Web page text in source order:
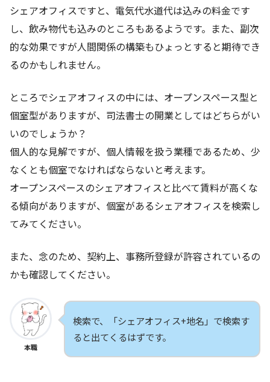
シェアオフィスですと、電気代水道代は込みの料金です
し、飲み物代も込みのところもあるようです。また、副次
的な効果ですが人間関係の構築もひょっとすると期待でき
るのかもしれません。
ところでシェアオフィスの中には、オープンスペース型と
個室型がありますが、司法書士の開業としてはどちらがい
いのでしょうか？
個人的な見解ですが、個人情報を扱う業種であるため、少
なくとも個室でなければならないと考えます。
オープンスペースのシェアオフィスと比べて賃料が高くな
る傾向がありますが、個室があるシェアオフィスを検索し
てみてください。
また、念のため、契約上、事務所登録が許容されているの
かも確認してください。
本職
検索で、「シェアオフィス+地名」で検索す
ると出てくるはずです。